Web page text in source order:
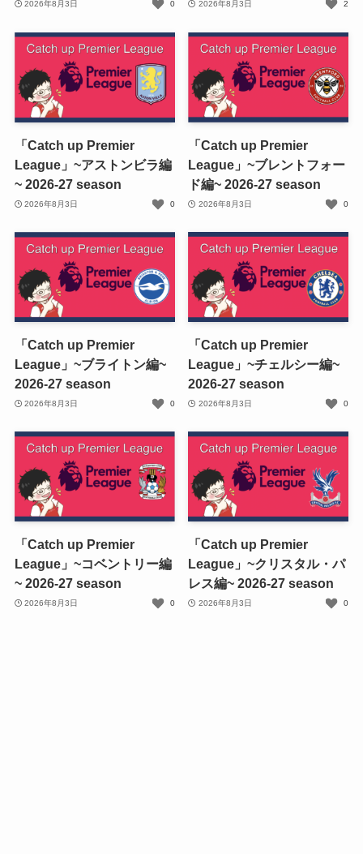
2026年8月3日 0 2026年8月3日 2
「Catch up Premier
League」~アストンビラ編
~ 2026-27 season
2026年8月3日 0
「Catch up Premier
League」~ブレントフォー
ド編~ 2026-27 season
2026年8月3日 0
「Catch up Premier
League」~ブライトン編~
2026-27 season
2026年8月3日 0
「Catch up Premier
League」~チェルシー編~
2026-27 season
2026年8月3日 0
「Catch up Premier
League」~コベントリー編
~ 2026-27 season
2026年8月3日 0
「Catch up Premier
League」~クリスタル・パ
レス編~ 2026-27 season
2026年8月3日 0